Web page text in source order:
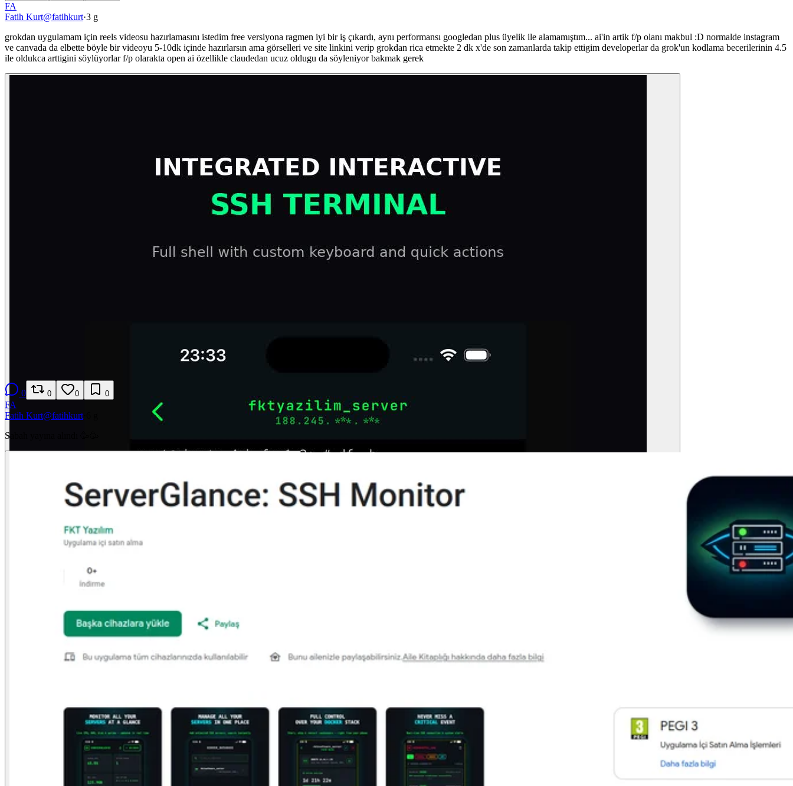
FA
Fatih Kurt@fatihkurt·3 g
grokdan uygulamam için reels videosu hazırlamasını istedim free versiyona ragmen iyi bir iş çıkardı, aynı performansı googledan plus üyelik ile alamamıştım... ai'in artik f/p olanı makbul :D normalde instagram
ve canvada da elbette böyle bir videoyu 5-10dk içinde hazırlarsın ama görselleri ve site linkini verip grokdan rica etmekte 2 dk x'de son zamanlarda takip ettigim developerlar da grok'un kodlama becerilerinin 4.5
ile oldukca arttigini söylüyorlar f/p olarakta open ai özellikle claudedan ucuz oldugu da söyleniyor bakmak gerek
0 0 0 0
FA
Fatih Kurt@fatihkurt
Sabah yayına alındı 🥳🥳